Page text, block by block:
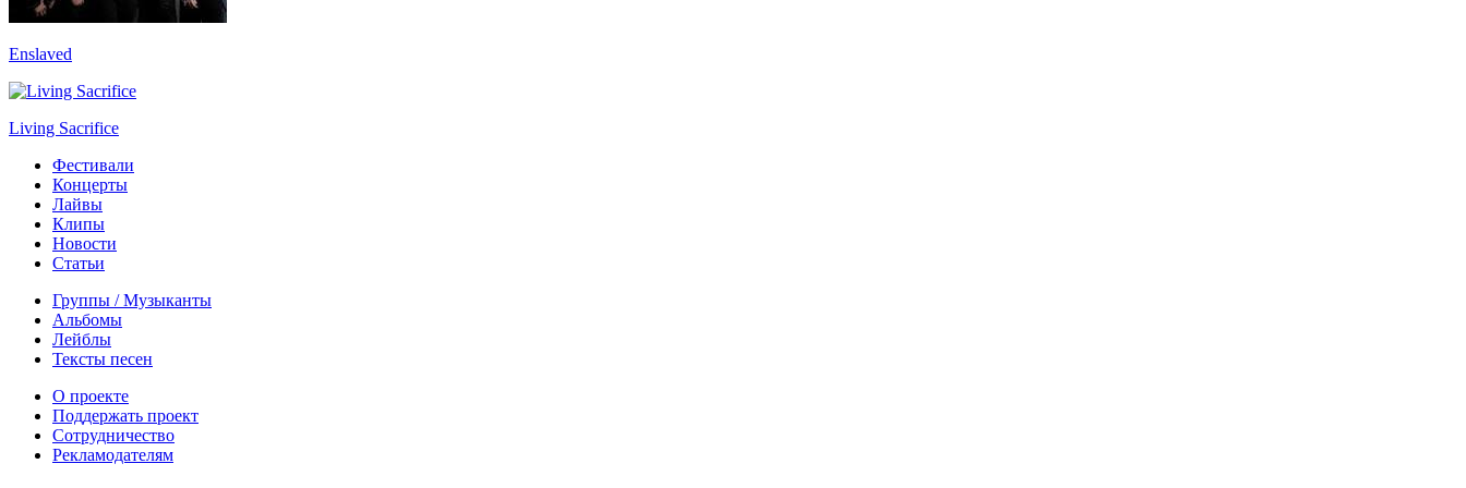
Enslaved
Living Sacrifice
Фестивали
Концерты
Лайвы
Клипы
Новости
Статьи
Группы / Музыканты
Альбомы
Лейблы
Тексты песен
О проекте
Поддержать проект
Сотрудничество
Рекламодателям